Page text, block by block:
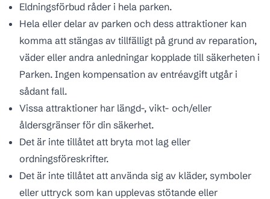
Eldningsförbud råder i hela parken.
Hela eller delar av parken och dess attraktioner kan
komma att stängas av tillfälligt på grund av reparation,
väder eller andra anledningar kopplade till säkerheten i
Parken. Ingen kompensation av entréavgift utgår i
sådant fall.
Vissa attraktioner har längd-, vikt- och/eller
åldersgränser för din säkerhet.
Det är inte tillåtet att bryta mot lag eller
ordningsföreskrifter.
Det är inte tillåtet att använda sig av kläder, symboler
eller uttryck som kan upplevas stötande eller